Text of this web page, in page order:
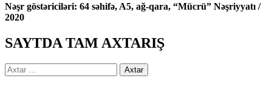
Nəşr göstəriciləri: 64 səhifə, A5, ağ-qara, “Mücrü” Nəşriyyatı /
2020
SAYTDA TAM AXTARIŞ
Axtarış: